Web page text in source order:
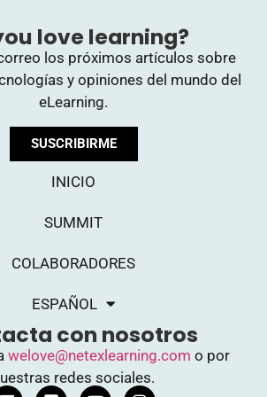
love learning?
los próximos artículos sobre
y opiniones del mundo del
eLearning.
SUSCRIBIRME
INICIO
SUMMIT
COLABORADORES
ESPAÑOL
con nosotros
welove@netexlearning.com o por
redes sociales.